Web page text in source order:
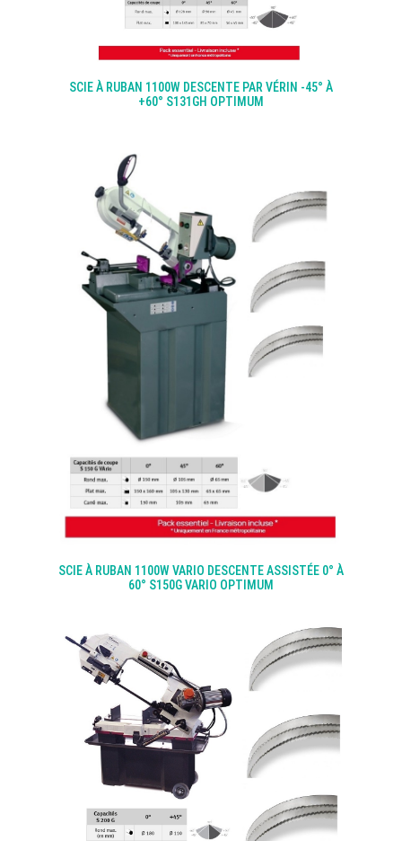
SCIE À RUBAN 1100W DESCENTE PAR VÉRIN -45° À
+60° S131GH OPTIMUM
SCIE À RUBAN 1100W VARIO DESCENTE ASSISTÉE 0° À
60° S150G VARIO OPTIMUM